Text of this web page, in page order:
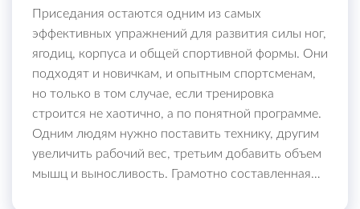
Приседания остаются одним из самых
эффективных упражнений для развития силы ног,
ягодиц, корпуса и общей спортивной формы. Они
подходят и новичкам, и опытным спортсменам,
но только в том случае, если тренировка
строится не хаотично, а по понятной программе.
Одним людям нужно поставить технику, другим
увеличить рабочий вес, третьим добавить объем
мышц и выносливость. Грамотно составленная…